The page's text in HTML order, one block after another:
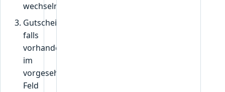
wechseln.
Gutscheincode,
falls
vorhanden,
im
vorgesehenen
Feld